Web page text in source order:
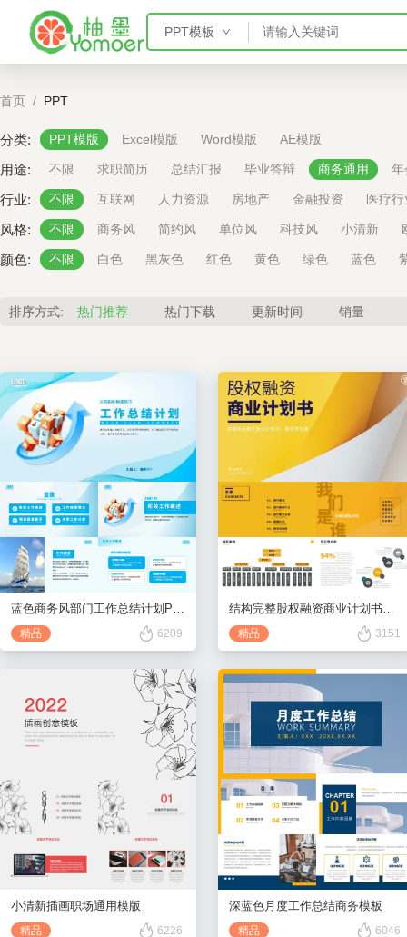
PPT模板
首页 / PPT
分类: PPT模版 Excel模版 Word模版 AE模版
用途: 不限 求职简历 总结汇报 毕业答辩 商务通用 年
行业: 不限 互联网 人力资源 房地产 金融投资 医疗
风格: 不限 商务风 简约风 单位风 科技风 小清新
颜色: 不限 白色 黑灰色 红色 黄色 绿色 蓝色
排序方式: 热门推荐 热门下载 更新时间 销量
精品 6209 精品 3151
小清新插画职场通用模版
精品 6226
深蓝色月度工作总结商务模板
精品 6046